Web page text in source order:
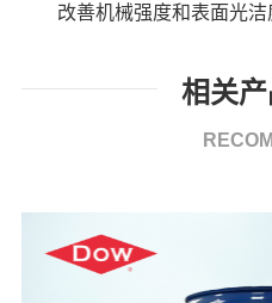
改善机械强度和表面光洁
相关